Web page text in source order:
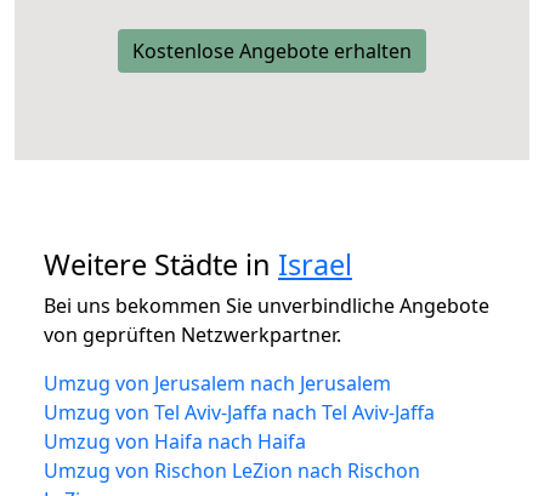
Kostenlose Angebote erhalten
Weitere Städte in Israel
Bei uns bekommen Sie unverbindliche Angebote
von geprüften Netzwerkpartner.
Umzug von Jerusalem nach Jerusalem
Umzug von Tel Aviv-Jaffa nach Tel Aviv-Jaffa
Umzug von Haifa nach Haifa
Umzug von Rischon LeZion nach Rischon